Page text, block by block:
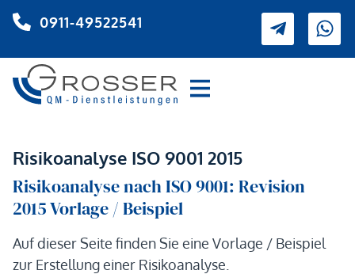
0911-49522541
Risikoanalyse ISO 9001 2015
Risikoanalyse nach ISO 9001: Revision
2015 Vorlage / Beispiel
Auf dieser Seite finden Sie eine Vorlage / Beispiel
zur Erstellung einer Risikoanalyse.